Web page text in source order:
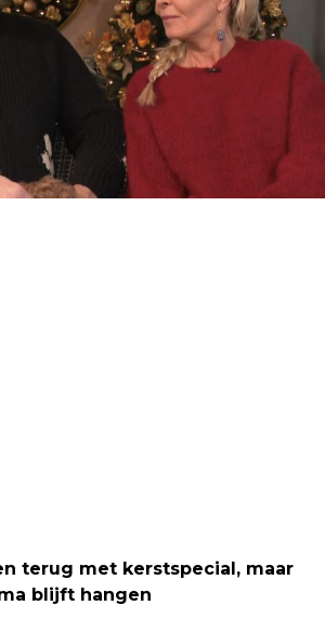
terug met kerstspecial, maar
blijft hangen